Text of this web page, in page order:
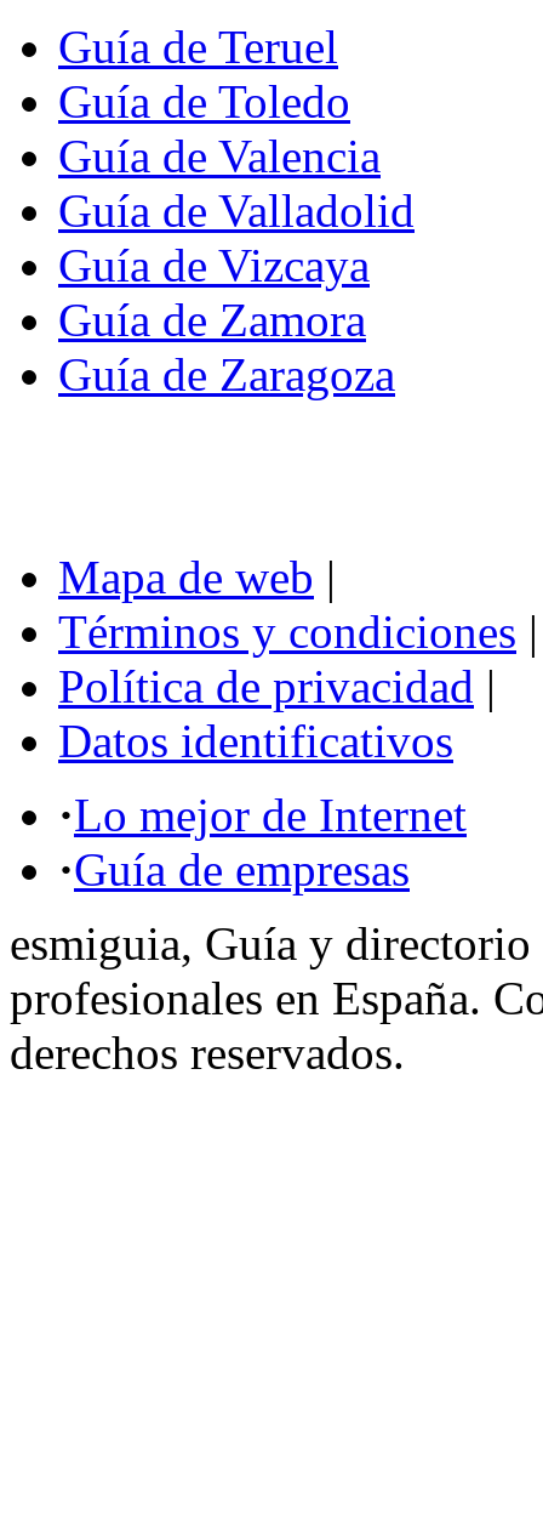
Guía de Teruel
Guía de Toledo
Guía de Valencia
Guía de Valladolid
Guía de Vizcaya
Guía de Zamora
Guía de Zaragoza
Mapa de web |
Términos y condiciones |
Política de privacidad |
Datos identificativos
·Lo mejor de Internet
·Guía de empresas
esmiguia, Guía y directorio
profesionales en España.
derechos reservados.